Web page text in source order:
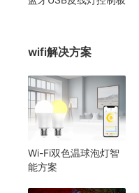
wifi解决方案
Wi-Fi双色温球泡灯智
能方案